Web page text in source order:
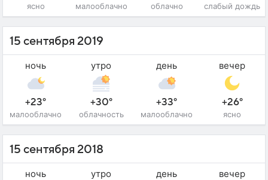
ясно малооблачно облачно слабый дождь
15 сентября 2019
ночь
+23°
малооблачно
утро
+30°
облачность
день
+33°
малооблачно
вечер
+26°
ясно
15 сентября 2018
ночь утро день вечер